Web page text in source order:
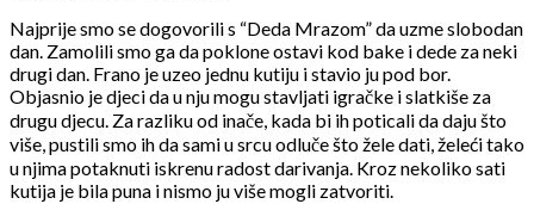
Najprije smo se dogovorili s “Deda Mrazom” da uzme slobodan
dan. Zamolili smo ga da poklone ostavi kod bake i dede za neki
drugi dan. Frano je uzeo jednu kutiju i stavio ju pod bor.
Objasnio je djeci da u nju mogu stavljati igračke i slatkiše za
drugu djecu. Za razliku od inače, kada bi ih poticali da daju što
više, pustili smo ih da sami u srcu odluče što žele dati, želeći tako
u njima potaknuti iskrenu radost darivanja. Kroz nekoliko sati
kutija je bila puna i nismo ju više mogli zatvoriti.